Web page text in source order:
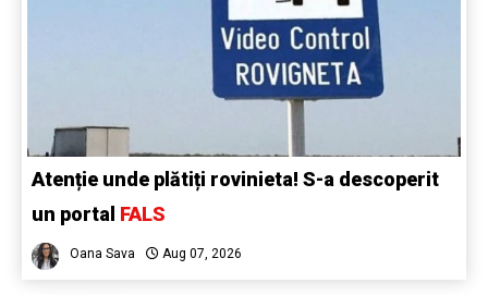
Atenție unde plătiți rovinieta! S-a descoperit
un portal FALS
Oana Sava Aug 07, 2026